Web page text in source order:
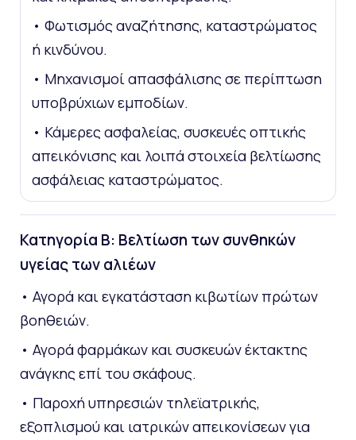
• Φωτισμός αναζήτησης, καταστρώματος
ή κινδύνου.
• Μηχανισμοί απασφάλισης σε περίπτωση
υποβρύχιων εμποδίων.
• Κάμερες ασφαλείας, συσκευές οπτικής
απεικόνισης και λοιπά στοιχεία βελτίωσης
ασφάλειας καταστρώματος.
Κατηγορία Β: Βελτίωση των συνθηκών
υγείας των αλιέων
• Αγορά και εγκατάσταση κιβωτίων πρώτων
βοηθειών.
• Αγορά φαρμάκων και συσκευών έκτακτης
ανάγκης επί του σκάφους.
• Παροχή υπηρεσιών τηλεϊατρικής,
εξοπλισμού και ιατρικών απεικονίσεων για